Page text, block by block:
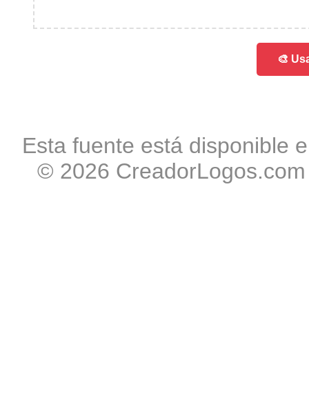
🎨
Esta fuente está disponible
© 2026